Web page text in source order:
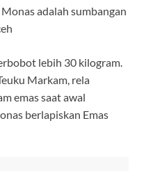
adalah sumbangan
lebih 30 kilogram.
Markam, rela
emas saat awal
berlapiskan Emas